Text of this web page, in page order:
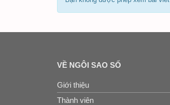
VỀ NGÔI SAO SỐ
Giới thiệu
Thành viên